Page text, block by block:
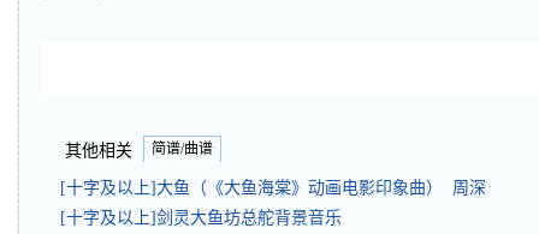
其他相关 简谱/曲谱
[十字及以上]大鱼（《大鱼海棠》动画电影印象曲） 周深
[十字及以上]剑灵大鱼坊总舵背景音乐